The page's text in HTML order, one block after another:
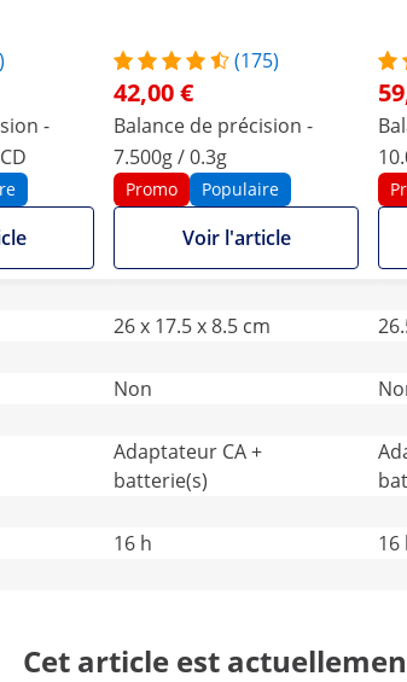
-
(175)
42,00 €
Balance de précision -
7.500g / 0.3g
Promo Populaire
Voir l'article
26 x 17.5 x 8.5 cm
Non
Adaptateur CA +
batterie(s)
16 h
16
Cet article est